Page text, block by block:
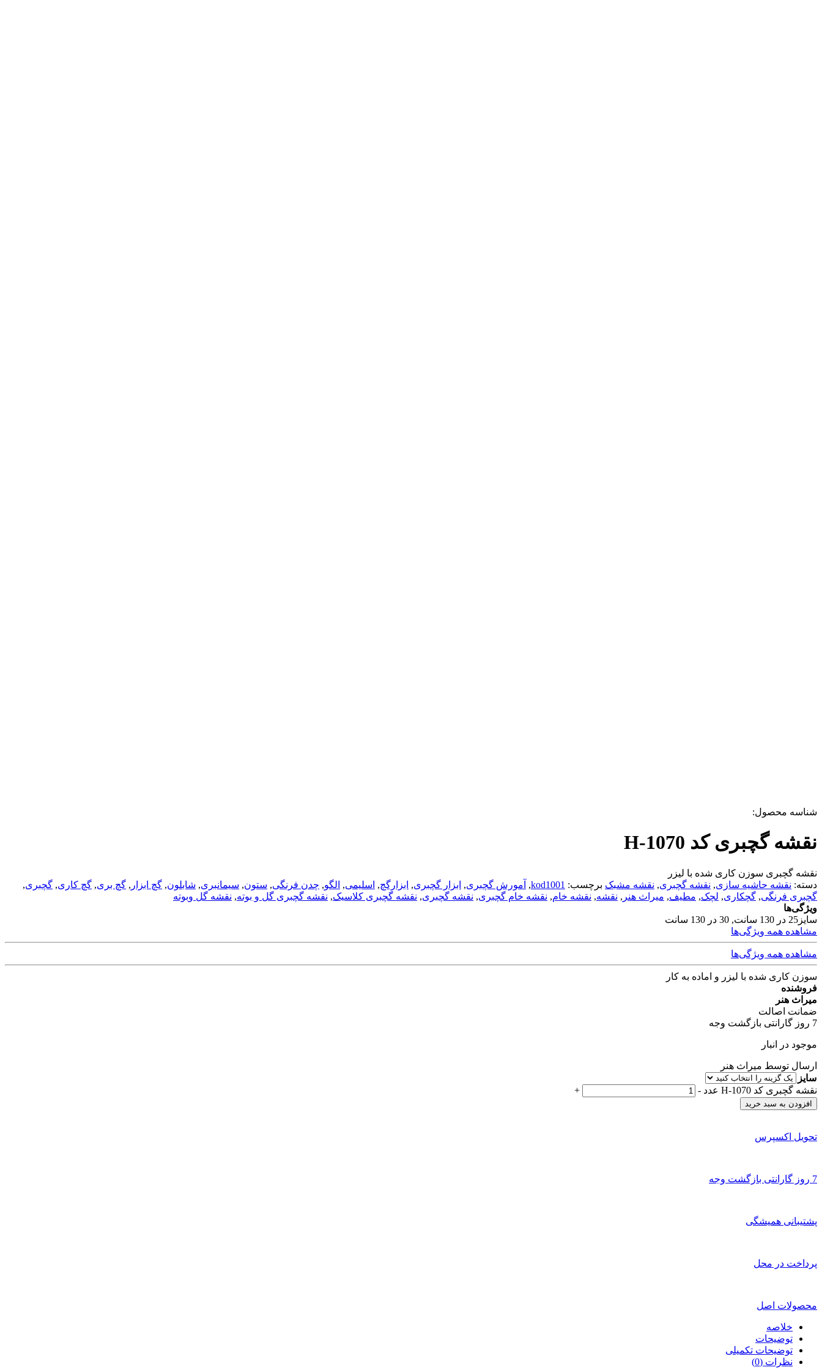
شناسه محصول:
نقشه گچبری کد H-1070
نقشه گچبری سوزن کاری شده با لیزر
دسته: نقشه حاشیه سازی, نقشه گچبری, نقشه مشبک برچسب: kod1001
, آمورش گچبری, ابزار گچبری, ابزارگچ, اسلیمی, الگو, چدن فرنگی, ستون, سیمانبری, شابلون, گچ ابزار , گچ بری, گچ کاری, گچبری,
گچبری فرنگی, گچکاری, لچک, مطیف, میراث هنر , نقشه, نقشه خام, نقشه خام گچبری, نقشه گچبری, نقشه گچبری کلاسیک, نقشه گچبری گل و بوته, نقشه گل وبوته
ویژگی‌ها
سایز 25 در 130 سانت, 30 در 130 سانت
مشاهده همه ویژگی‌ها
مشاهده همه ویژگی‌ها
سوزن کاری شده با لیزر و اماده به کار
فروشنده
میراث هنر
ضمانت اصالت
7 روز گارانتی بازگشت وجه
موجود در انبار
ارسال توسط میراث هنر
سایز
نقشه گچبری کد H-1070 عدد
-
+
افزودن به سبد خرید
تحویل اکسپرس
7 روز گارانتی بازگشت وجه
پشتیبانی همیشگی
پرداخت در محل
محصولات اصل
خلاصه
توضیحات
توضیحات تکمیلی
نظرات (0)